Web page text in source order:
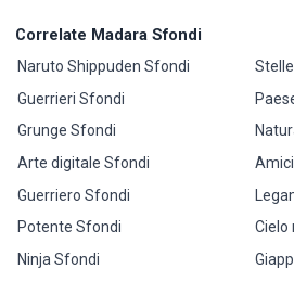
Correlate Madara Sfondi
Naruto Shippuden Sfondi
Guerrieri Sfondi
Grunge Sfondi
Arte digitale Sfondi
Guerriero Sfondi
Potente Sfondi
Ninja Sfondi
Cielo